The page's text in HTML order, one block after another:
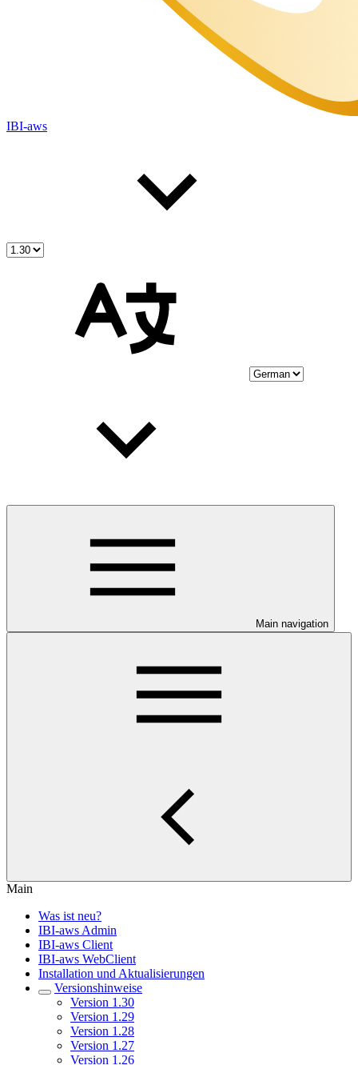
IBI-aws
Main navigation
Main
Was ist neu?
IBI-aws Admin
IBI-aws Client
IBI-aws WebClient
Installation und Aktualisierungen
Versionshinweise
Version 1.30
Version 1.29
Version 1.28
Version 1.27
Version 1.26